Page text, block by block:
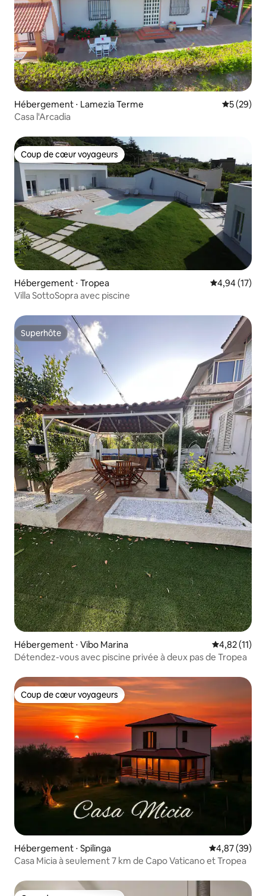
Hébergement ⋅ Lamezia Terme
5 (29)
Casa l'Arcadia
Coup de cœur voyageurs
Coup de cœur voyageurs
Hébergement ⋅ Tropea Évaluation
4,94 (17)
Villa SottoSopra avec piscine
Superhôte
Superhôte
Hébergement ⋅ Vibo Marina Évaluation
4,82 (11)
Détendez-vous avec piscine privée à deux pas de Tropea
Coup de cœur voyageurs
Coup de cœur voyageurs
Hébergement ⋅ Spilinga Évaluation
4,87 (39)
Casa Micia à seulement 7 km de Capo Vaticano et Tropea